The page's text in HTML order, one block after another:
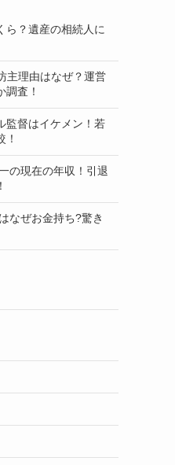
ら？遺産の相続人に
主理由はなぜ？運営
調査！
監督はイケメン！若
！
の現在の年収！引退
なぜお金持ち?驚き